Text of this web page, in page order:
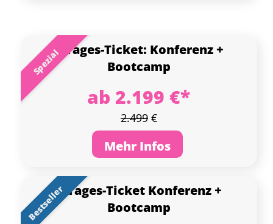
Spezial5-Tages-Ticket: Konferenz +
Bootcamp
ab 2.199 €*
2.499€
Mehr Infos
Bestseller4-Tages-Ticket Konferenz +
Bootcamp